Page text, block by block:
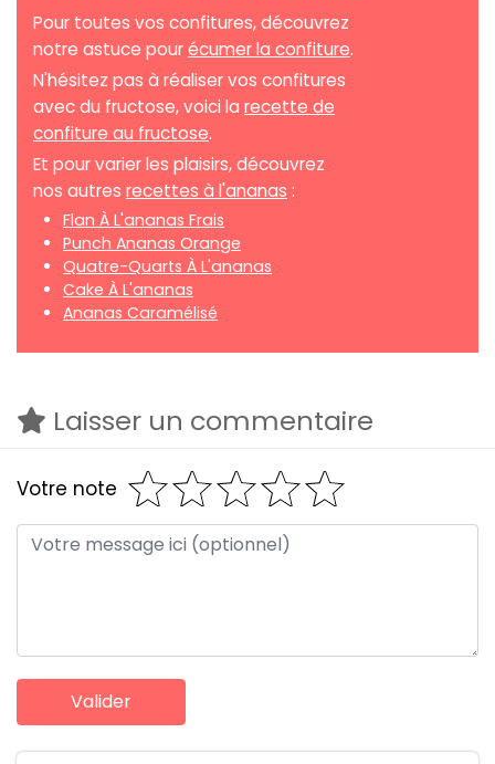
Pour toutes vos confitures, découvrez
notre astuce pourécumer la confiture.
N'hésitez pas à réaliser vos confitures
avec du fructose, voici la recette de
confiture au fructose.
Et pour varier les plaisirs, découvrez
nos autres recettes à l'ananas :
Flan À L'ananas Frais
Punch Ananas Orange
Quatre-Quarts À L'ananas
Cake À L'ananas
Ananas Caramélisé
Laisser un commentaire
Votre note